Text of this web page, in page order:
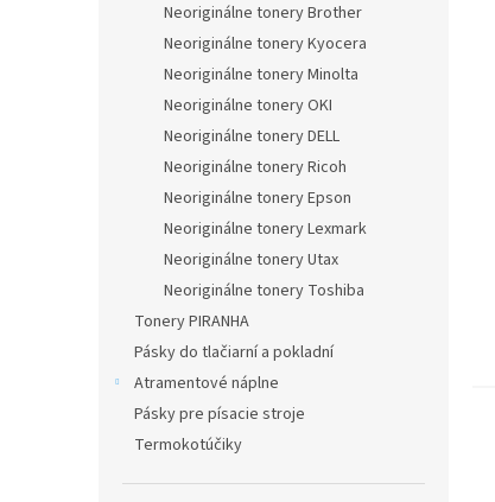
Neoriginálne tonery Brother
Neoriginálne tonery Kyocera
Neoriginálne tonery Minolta
Neoriginálne tonery OKI
Neoriginálne tonery DELL
Neoriginálne tonery Ricoh
Neoriginálne tonery Epson
Neoriginálne tonery Lexmark
Neoriginálne tonery Utax
Neoriginálne tonery Toshiba
Tonery PIRANHA
Pásky do tlačiarní a pokladní
Atramentové náplne
Pásky pre písacie stroje
Termokotúčiky